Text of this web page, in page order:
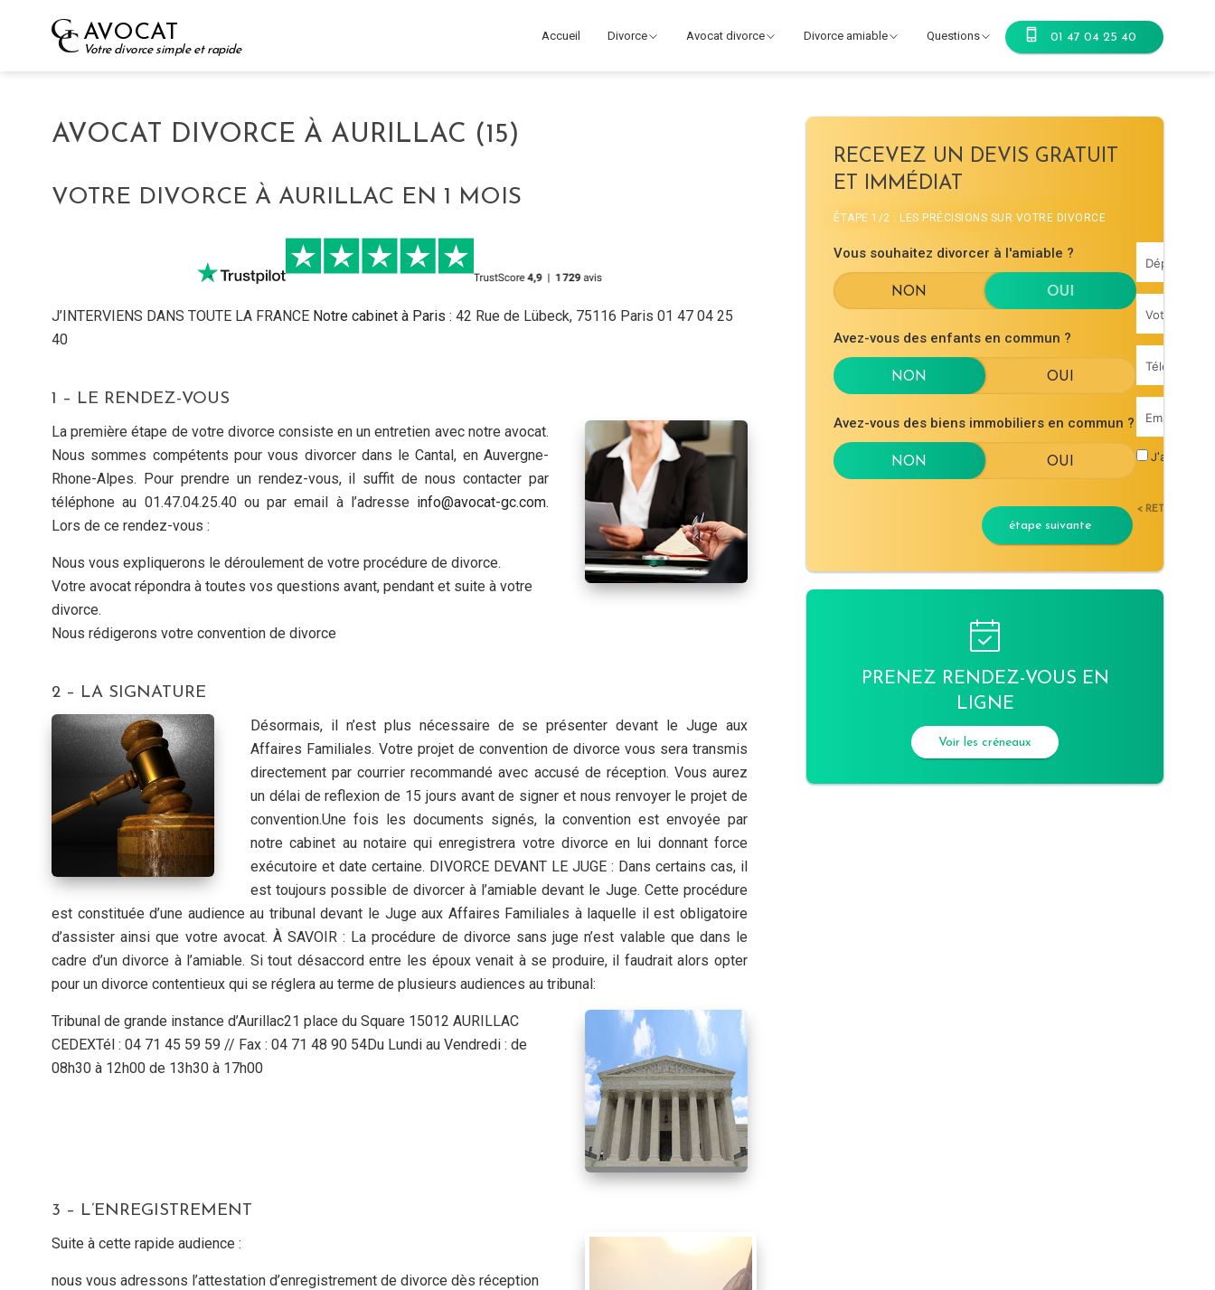
AVOCAT
Votre divorce simple et rapide
Accueil Divorce Avocat divorce Divorce amiable Questions 01 47 04 25 40
AVOCAT DIVORCE À AURILLAC (15)
VOTRE DIVORCE À AURILLAC EN 1 MOIS
J’INTERVIENS DANS TOUTE LA FRANCE Notre cabinet à Paris : 42 Rue de Lübeck, 75116 Paris 01 47 04 25
40
1 – LE RENDEZ-VOUS
La première étape de votre divorce consiste en un entretien avec notre avocat.
Nous sommes compétents pour vous divorcer dans le Cantal, en Auvergne-
Rhone-Alpes. Pour prendre un rendez-vous, il suffit de nous contacter par
téléphone au 01.47.04.25.40 ou par email à l’adresse info@avocat-gc.com.
Lors de ce rendez-vous :
Nous vous expliquerons le déroulement de votre procédure de divorce.
Votre avocat répondra à toutes vos questions avant, pendant et suite à votre
divorce.
Nous rédigerons votre convention de divorce
2 – LA SIGNATURE
Désormais, il n’est plus nécessaire de se présenter devant le Juge aux
Affaires Familiales. Votre projet de convention de divorce vous sera transmis
directement par courrier recommandé avec accusé de réception. Vous aurez
un délai de reflexion de 15 jours avant de signer et nous renvoyer le projet de
convention.Une fois les documents signés, la convention est envoyée par
notre cabinet au notaire qui enregistrera votre divorce en lui donnant force
exécutoire et date certaine. DIVORCE DEVANT LE JUGE : Dans certains cas, il
est toujours possible de divorcer à l’amiable devant le Juge. Cette procédure
est constituée d’une audience au tribunal devant le Juge aux Affaires Familiales à laquelle il est obligatoire
d’assister ainsi que votre avocat. À SAVOIR : La procédure de divorce sans juge n’est valable que dans le
cadre d’un divorce à l’amiable. Si tout désaccord entre les époux venait à se produire, il faudrait alors opter
pour un divorce contentieux qui se réglera au terme de plusieurs audiences au tribunal:
Tribunal de grande instance d’Aurillac21 place du Square 15012 AURILLAC
CEDEXTél : 04 71 45 59 59 // Fax : 04 71 48 90 54Du Lundi au Vendredi : de
08h30 à 12h00 de 13h30 à 17h00
3 – L’ENREGISTREMENT
Suite à cette rapide audience :
nous vous adressons l’attestation d’enregistrement de divorce dès réception
RECEVEZ UN DEVIS GRATUIT
ET IMMÉDIAT
ÉTAPE 1/2 : LES PRÉCISIONS SUR VOTRE DIVORCE
Vous souhaitez divorcer à l'amiable ?
Avez-vous des enfants en commun ?
Avez-vous des biens immobiliers en commun ?
étape suivante
J'accepte
< RETOUR
PRENEZ RENDEZ-VOUS EN
LIGNE
Voir les créneaux